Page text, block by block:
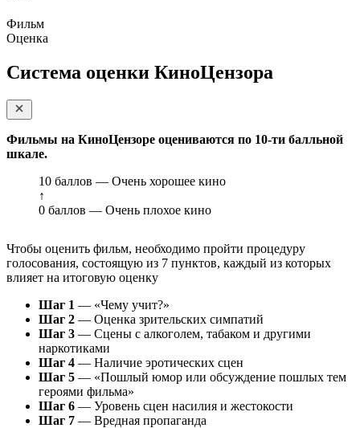
Фильм
Оценка
Система оценки КиноЦензора
Фильмы на КиноЦензоре оцениваются по 10-ти балльной
шкале.
10 баллов — Очень хорошее кино
↑
0 баллов — Очень плохое кино
Чтобы оценить фильм, необходимо пройти процедуру
голосования, состоящую из 7 пунктов, каждый из которых
влияет на итоговую оценку
Шаг 1 — «Чему учит?»
Шаг 2 — Оценка зрительских симпатий
Шаг 3 — Сцены с алкоголем, табаком и другими
наркотиками
Шаг 4 — Наличие эротических сцен
Шаг 5 — «Пошлый юмор или обсуждение пошлых тем
героями фильма»
Шаг 6 — Уровень сцен насилия и жестокости
Шаг 7 — Вредная пропаганда